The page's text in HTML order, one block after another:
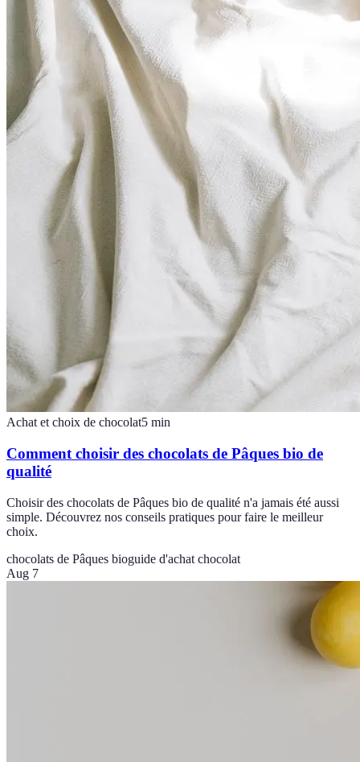
Achat et choix de chocolat5 min
Comment choisir des chocolats de Pâques bio de
qualité
Choisir des chocolats de Pâques bio de qualité n'a jamais été aussi
simple. Découvrez nos conseils pratiques pour faire le meilleur
choix.
chocolats de Pâques bioguide d'achat chocolat
Aug 7